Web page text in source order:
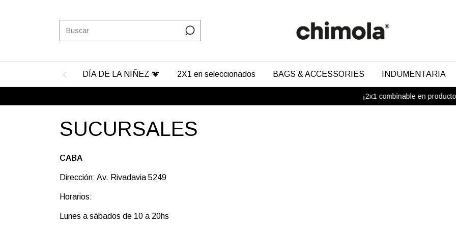
DÍA DE LA NIÑEZ 💗 2X1 en seleccionados BAGS & ACCESSORIES INDUMENTARIA
¡2x1 combinable en
SUCURSALES
CABA
Dirección: Av. Rivadavia 5249
Horarios:
Lunes a sábados de 10 a 20hs